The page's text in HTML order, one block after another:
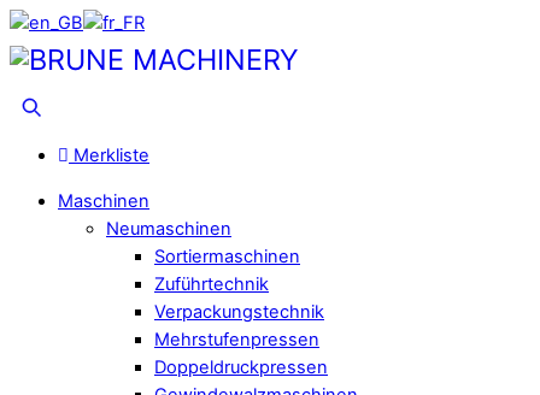
Skip
to
content
Menu
Merkliste
Maschinen
Neumaschinen
Sortiermaschinen
Zuführtechnik
Verpackungstechnik
Mehrstufenpressen
Doppeldruckpressen